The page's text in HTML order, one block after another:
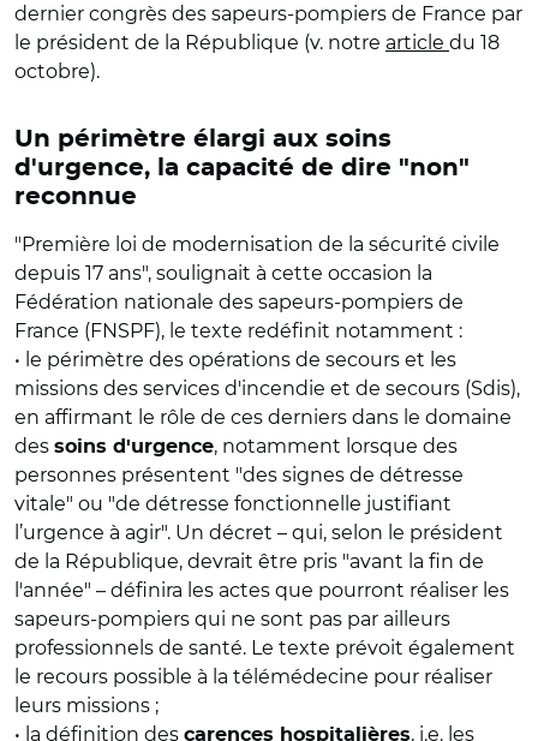
dernier congrès des sapeurs-pompiers de France par
le président de la République (v. notre article du 18
octobre).
Un périmètre élargi aux soins
d'urgence, la capacité de dire "non"
reconnue
"Première loi de modernisation de la sécurité civile
depuis 17 ans", soulignait à cette occasion la
Fédération nationale des sapeurs-pompiers de
France (FNSPF), le texte redéfinit notamment :
• le périmètre des opérations de secours et les
missions des services d'incendie et de secours (Sdis),
en affirmant le rôle de ces derniers dans le domaine
des soins d'urgence, notamment lorsque des
personnes présentent "des signes de détresse
vitale" ou "de détresse fonctionnelle justifiant
l’urgence à agir". Un décret – qui, selon le président
de la République, devrait être pris "avant la fin de
l'année" – définira les actes que pourront réaliser les
sapeurs-pompiers qui ne sont pas par ailleurs
professionnels de santé. Le texte prévoit également
le recours possible à la télémédecine pour réaliser
leurs missions ;
• la définition des carences hospitalières, i.e. les